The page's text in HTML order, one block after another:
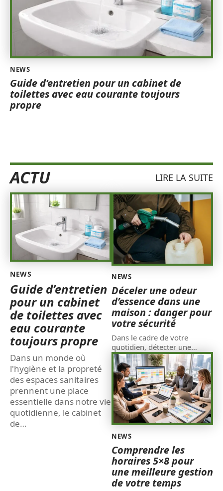
NEWS
Guide d’entretien pour un cabinet de
toilettes avec eau courante toujours
propre
ACTU LIRE LA SUITE
NEWS
Guide d’entretien
pour un cabinet
de toilettes avec
eau courante
toujours propre
Dans un monde où
l'hygiène et la propreté
des espaces sanitaires
prennent une place
essentielle dans notre vie
quotidienne, le cabinet
de…
NEWS
Déceler une odeur
d’essence dans une
maison : danger pour
votre sécurité
Dans le cadre de votre
quotidien, détecter une…
NEWS
Comprendre les
horaires 5×8 pour
une meilleure gestion
de votre temps